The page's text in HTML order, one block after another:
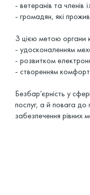
- ветеранів та членів
- громадян, які
З цією метою органи
- удосконаленням
- розвитком
- створенням
Безбар’єрність у
послуг, а й повага до
забезпечення рівних